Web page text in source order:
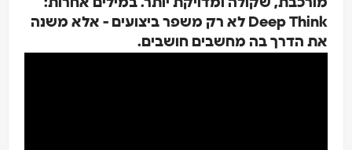
Deep Think לא רק משפר ביצועים - אלא משנה
את הדרך בה מחשבים חושבים.